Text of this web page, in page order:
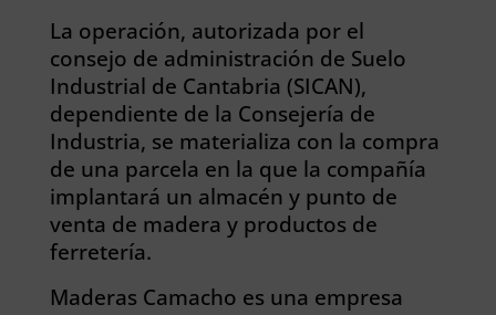
La operación, autorizada por el
consejo de administración de Suelo
Industrial de Cantabria (SICAN),
dependiente de la Consejería de
Industria, se materializa con la compra
de una parcela en la que la compañía
implantará un almacén y punto de
venta de madera y productos de
ferretería.
Maderas Camacho es una empresa